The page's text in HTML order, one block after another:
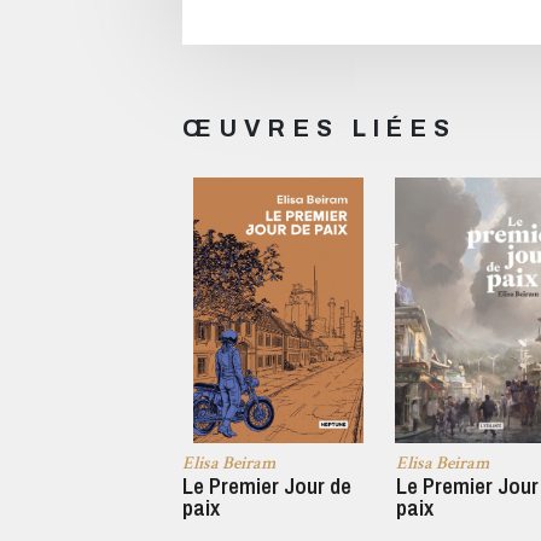
ŒUVRES LIÉES
Elisa Beiram
Le Premier Jour de
paix
Elisa Beiram
Le Premier
paix